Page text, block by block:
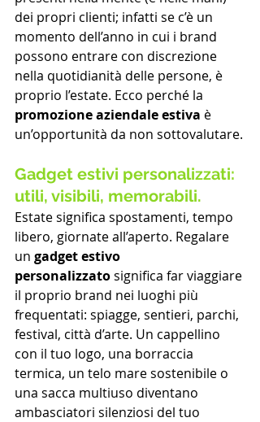
dei propri clienti; infatti se c’è un
momento dell’anno in cui i brand
possono entrare con discrezione
nella quotidianità delle persone, è
proprio l’estate. Ecco perché la
promozione aziendale estiva è
un’opportunità da non sottovalutare.
Gadget estivi personalizzati:
utili, visibili, memorabili.
Estate significa spostamenti, tempo
libero, giornate all’aperto. Regalare
un gadget estivo
personalizzato significa far viaggiare
il proprio brand nei luoghi più
frequentati: spiagge, sentieri, parchi,
festival, città d’arte. Un cappellino
con il tuo logo, una borraccia
termica, un telo mare sostenibile o
una sacca multiuso diventano
ambasciatori silenziosi del tuo